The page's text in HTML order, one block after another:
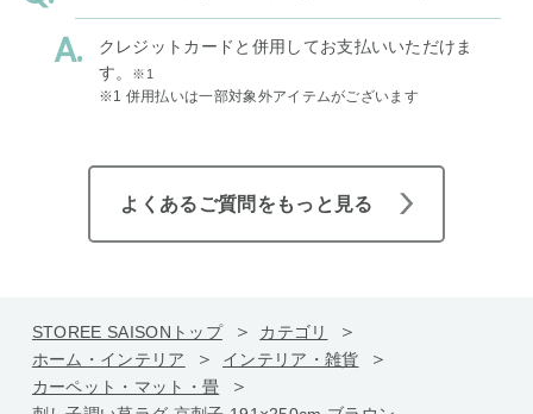
クレジットカードと併用してお支払いいただけま
す。
※1
※1 併用払いは一部対象外アイテムがございます
よくあるご質問をもっと見る
STOREE SAISONトップ
カテゴリ
ホーム・インテリア
インテリア・雑貨
カーペット・マット・畳